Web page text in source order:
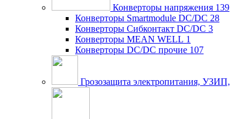
Конверторы напряжения 139
Конверторы Smartmodule DC/DC 28
Конверторы Сибконтакт DC/DC 3
Конверторы MEAN WELL 1
Конверторы DC/DC прочие 107
Грозозащита электропитания,